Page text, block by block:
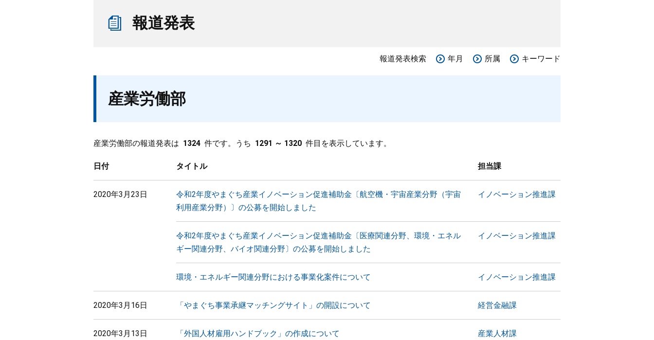
報道発表
報道発表検索 年月 所属 キーワード
産業労働部
産業労働部の報道発表は 1324 件です。うち 1291 ～ 1320 件目を表示しています。
日付 タイトル 担当課
2020年3月23日
令和2年度やまぐち産業イノベーション促進補助金〔航空機・宇宙産業分野（宇宙
利用産業分野）〕の公募を開始しました
イノベーション推進課
令和2年度やまぐち産業イノベーション促進補助金〔医療関連分野、環境・エネル
ギー関連分野、バイオ関連分野〕の公募を開始しました
イノベーション推進課
環境・エネルギー関連分野における事業化案件について イノベーション推進課
2020年3月16日 「やまぐち事業承継マッチングサイト」の開設について 経営金融課
2020年3月13日 「外国人材雇用ハンドブック」の作成について 産業人材課